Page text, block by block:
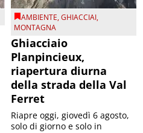
AMBIENTE,GHIACCIAI,
MONTAGNA
Ghiacciaio
Planpincieux,
riapertura diurna
della strada della Val
Ferret
Riapre oggi, giovedì 6 agosto,
solo di giorno e solo in